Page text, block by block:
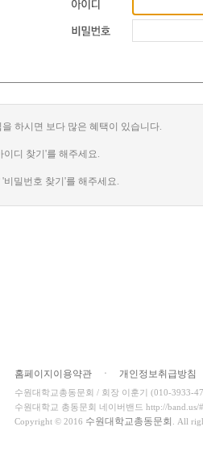
하시면 보다 많은 혜택이 있습니다.
이디 찾기'를 해주세요.
비밀번호 찾기'를 해주세요.
홈페이지이용약관 ㆍ 개인정보취급방침
수원대학교총동문회 / 회장 이훈기 (010-3933-
수원대학교 총동문회 네이버밴드 http://band.us/
Copyright © 2016 수원대학교총동문회 . All